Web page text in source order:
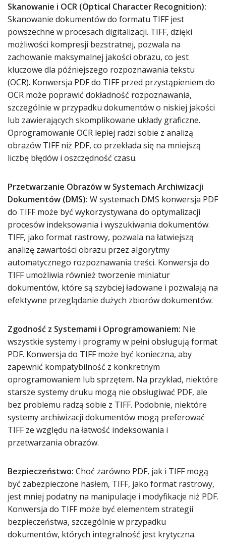
Skanowanie i OCR (Optical Character Recognition):
Skanowanie dokumentów do formatu TIFF jest
powszechne w procesach digitalizacji. TIFF, dzięki
możliwości kompresji bezstratnej, pozwala na
zachowanie maksymalnej jakości obrazu, co jest
kluczowe dla późniejszego rozpoznawania tekstu
(OCR). Konwersja PDF do TIFF przed przystąpieniem do
OCR może poprawić dokładność rozpoznawania,
szczególnie w przypadku dokumentów o niskiej jakości
lub zawierających skomplikowane układy graficzne.
Oprogramowanie OCR lepiej radzi sobie z analizą
obrazów TIFF niż PDF, co przekłada się na mniejszą
liczbę błędów i oszczędność czasu.
Przetwarzanie Obrazów w Systemach Archiwizacji
Dokumentów (DMS): W systemach DMS konwersja PDF
do TIFF może być wykorzystywana do optymalizacji
procesów indeksowania i wyszukiwania dokumentów.
TIFF, jako format rastrowy, pozwala na łatwiejszą
analizę zawartości obrazu przez algorytmy
automatycznego rozpoznawania treści. Konwersja do
TIFF umożliwia również tworzenie miniatur
dokumentów, które są szybciej ładowane i pozwalają na
efektywne przeglądanie dużych zbiorów dokumentów.
Zgodność z Systemami i Oprogramowaniem: Nie
wszystkie systemy i programy w pełni obsługują format
PDF. Konwersja do TIFF może być konieczna, aby
zapewnić kompatybilność z konkretnym
oprogramowaniem lub sprzętem. Na przykład, niektóre
starsze systemy druku mogą nie obsługiwać PDF, ale
bez problemu radzą sobie z TIFF. Podobnie, niektóre
systemy archiwizacji dokumentów mogą preferować
TIFF ze względu na łatwość indeksowania i
przetwarzania obrazów.
Bezpieczeństwo: Choć zarówno PDF, jak i TIFF mogą
być zabezpieczone hasłem, TIFF, jako format rastrowy,
jest mniej podatny na manipulacje i modyfikacje niż PDF.
Konwersja do TIFF może być elementem strategii
bezpieczeństwa, szczególnie w przypadku
dokumentów, których integralność jest krytyczna.